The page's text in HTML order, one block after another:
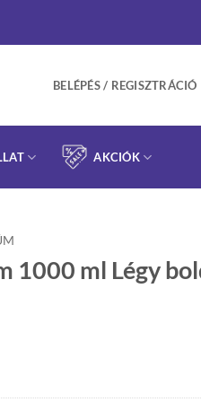
BELÉPÉS / REGISZTRÁCIÓ
AKCIÓK
1000 ml Légy